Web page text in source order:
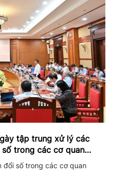
tập trung xử lý các
trong các cơ quan
đổi số trong các cơ quan